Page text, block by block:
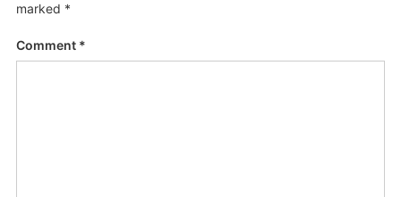
marked *
Comment *